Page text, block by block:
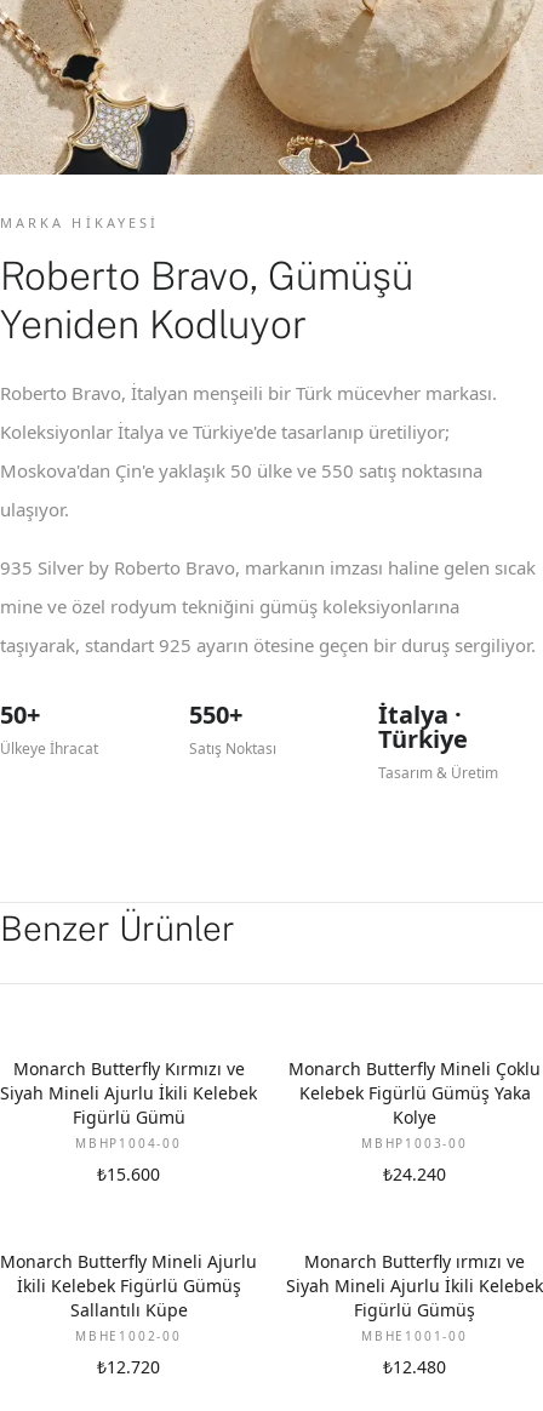
MARKA HIKAYESI
Roberto Bravo, Gümüşü
Yeniden Kodluyor
Roberto Bravo, İtalyan menşeili bir Türk mücevher markası.
Koleksiyonlar İtalya ve Türkiye'de tasarlanıp üretiliyor;
Moskova'dan Çin'e yaklaşık 50 ülke ve 550 satış noktasına
ulaşıyor.
935 Silver by Roberto Bravo, markanın imzası haline gelen sıcak
mine ve özel rodyum tekniğini gümüş koleksiyonlarına
taşıyarak, standart 925 ayarın ötesine geçen bir duruş sergiliyor.
50+
Ülkeye İhracat
550+
Satış Noktası
İtalya ·
Türkiye
Tasarım & Üretim
Benzer Ürünler
Monarch Butterfly Kırmızı ve
Siyah Mineli Ajurlu İkili Kelebek
Figürlü Gümü
MBHP1004-00
₺15.600
Monarch Butterfly Mineli Çoklu
Kelebek Figürlü Gümüş Yaka
Kolye
MBHP1003-00
₺24.240
Monarch Butterfly Mineli Ajurlu
İkili Kelebek Figürlü Gümüş
Sallantılı Küpe
MBHE1002-00
₺12.720
Monarch Butterfly ırmızı ve
Siyah Mineli Ajurlu İkili Kelebek
Figürlü Gümüş
MBHE1001-00
₺12.480